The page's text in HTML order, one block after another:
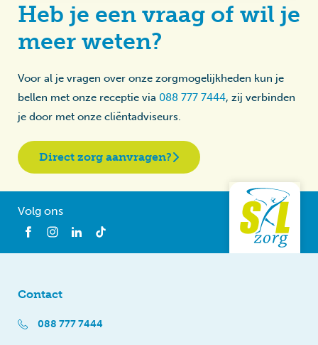
Heb je een vraag of wil je
meer weten?
Voor al je vragen over onze zorgmogelijkheden kun je
bellen met onze receptie via 088 777 7444, zij verbinden
je door met onze cliëntadviseurs.
Direct zorg aanvragen?
Volg ons
Contact
088 777 7444